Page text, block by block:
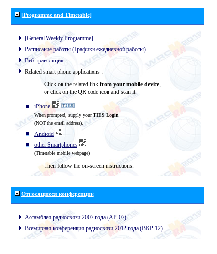
[Programme and Timetable]
[General Weekly Programme]
Расписание работы (Графики ежедневной работы)
Веб-трансляция
Related smart phone applications :
Click on the related link from your mobile device
or click on the QR code icon and scan it.
iPhone
When prompted, supply yourTIES Login
(NOT the email address).
Android
other Smartphones
(Timetable mobile webpage)
Then follow the on-screen instructions.
Относящиеся конференции
Ассамблея радиосвязи 2007 года (АР-07)
Всемирная конференция радиосвязи 2012 года (ВКР-12)